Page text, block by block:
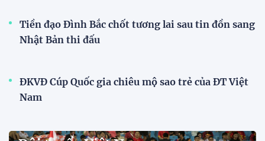
Dàn sao U23 Việt Nam hội quân,
sẵn sàng chinh phục ASIAD
Singapore